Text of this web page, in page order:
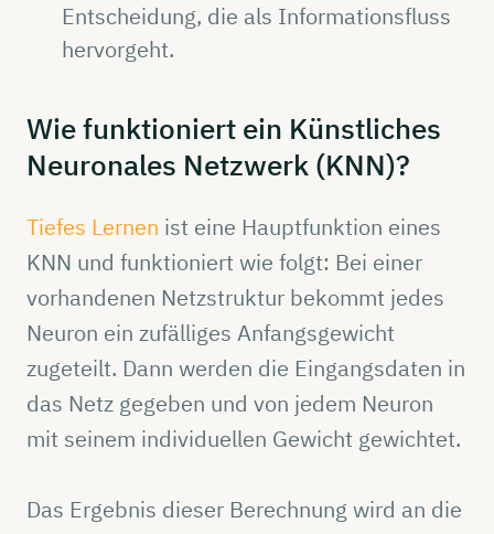
Entscheidung, die als Informationsfluss
hervorgeht.
Wiefunktioniert ein Künstliches
Neuronales Netzwerk (KNN)?
Tiefes Lernen ist eine Hauptfunktion eines
KNN und funktioniert wie folgt: Bei einer
vorhandenen Netzstruktur bekommt jedes
Neuron ein zufälliges Anfangsgewicht
zugeteilt. Dann werden die Eingangsdaten in
das Netz gegeben und von jedem Neuron
mit seinem individuellen Gewicht gewichtet.
Das Ergebnis dieser Berechnung wird an die